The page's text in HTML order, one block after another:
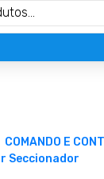
COMANDO E
Seccionador